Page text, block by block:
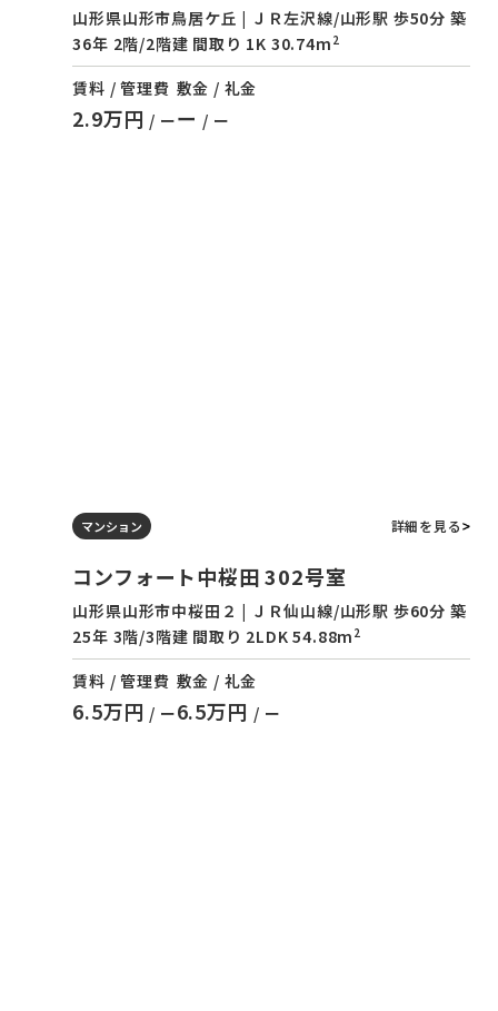
山形県山形市鳥居ケ丘 | ＪＲ左沢線/山形駅 歩50分 築
36年 2階/2階建 間取り 1K 30.74m 2
賃料 / 管理費
2.9万円 / ー
敷金 / 礼金
ー / ー
マンション 詳細を見る
コンフォート中桜田 302号室
山形県山形市中桜田２ | ＪＲ仙山線/山形駅 歩60分 築
25年 3階/3階建 間取り 2LDK 54.88m 2
賃料 / 管理費
6.5万円 / ー
敷金 / 礼金
6.5万円 / ー